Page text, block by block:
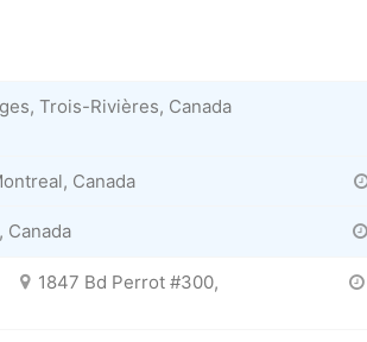
Trois-Rivières, Canada
Canada
Canada
1847 Bd Perrot #300,